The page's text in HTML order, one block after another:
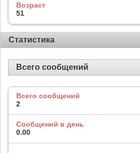
Возраст
51
Статистика
Всего сообщений
Всего сообщений
2
Сообщений в день
0.00